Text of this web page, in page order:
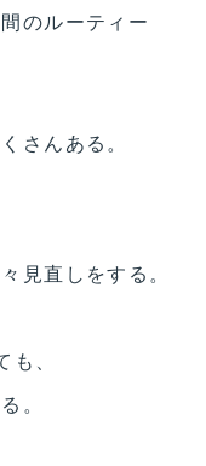
のルーティー
さんある。
見直しをする。
、
。